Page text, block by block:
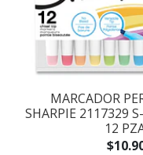
MARCADOR
SHARPIE 2117329
12